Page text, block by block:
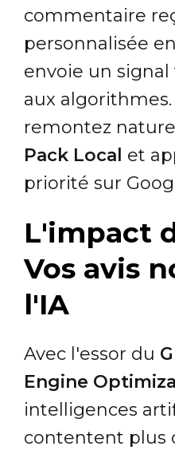
commentaire
personnalisée
envoie un
aux
remontez
Pack Local et
priorité sur
L'impact
Vos avis
l'IA
Avec l'essor du
Engine
intelligences
contentent plus